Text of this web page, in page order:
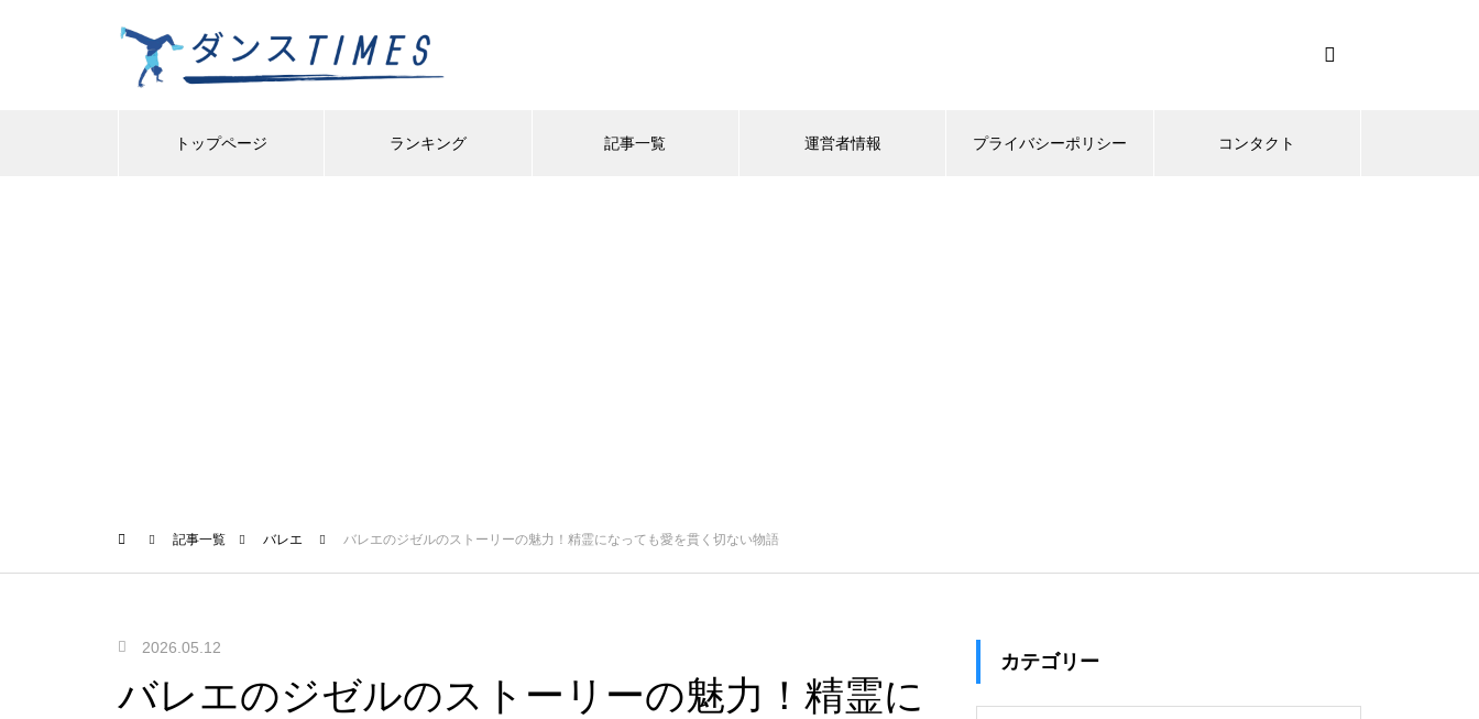
トップページ ランキング 記事一覧 運営者情報 プライバシーポリシー コンタクト
記事一覧 バレエ バレエのジゼルのストーリーの魅力！精霊になっても愛を貫く切ない物語
2026.05.12
バレエのジゼルのストーリーの魅力！精霊に
カテゴリー